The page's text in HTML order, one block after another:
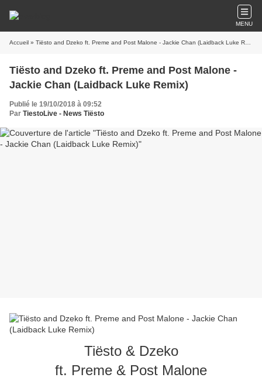
MENU
Accueil » Tiësto and Dzeko ft. Preme and Post Malone - Jackie Chan (Laidback Luke Remix)
Tiësto and Dzeko ft. Preme and Post Malone -
Jackie Chan (Laidback Luke Remix)
Publié le 19/10/2018 à 09:52
Par TiestoLive - News Tiësto
Tiësto & Dzeko
ft. Preme & Post Malone